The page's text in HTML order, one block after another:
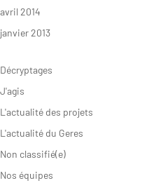
avril 2014
janvier 2013
Décryptages
J'agis
L'actualité des projets
L'actualité du Geres
Non classifié(e)
Nos équipes